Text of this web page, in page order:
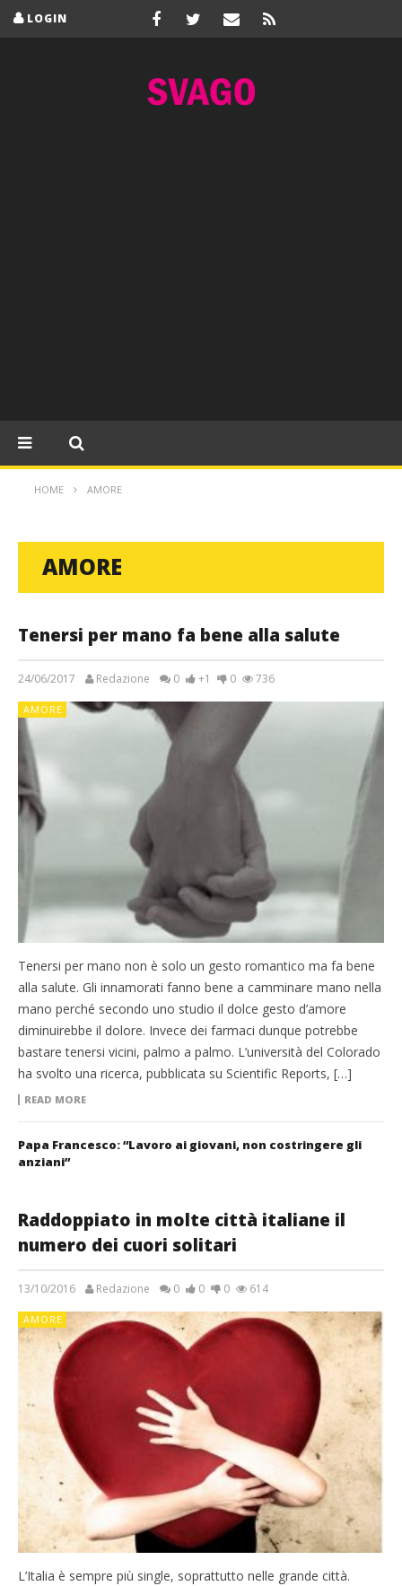
LOGIN
HOME AMORE
AMORE
Tenersi per mano fa bene alla salute
24/06/2017 Redazione 0 +1 0 736
AMORE
Tenersi per mano non è solo un gesto romantico ma fa bene
alla salute. Gli innamorati fanno bene a camminare mano nella
mano perché secondo uno studio il dolce gesto d’amore
diminuirebbe il dolore. Invece dei farmaci dunque potrebbe
bastare tenersi vicini, palmo a palmo. L’università del Colorado
ha svolto una ricerca, pubblicata su Scientific Reports, […]
READ MORE
Papa Francesco: “Lavoro ai giovani, non costringere gli
anziani”
Raddoppiato in molte città italiane il
numero dei cuori solitari
13/10/2016 Redazione 0 0 0 614
AMORE
L’Italia è sempre più single, soprattutto nelle grande città.